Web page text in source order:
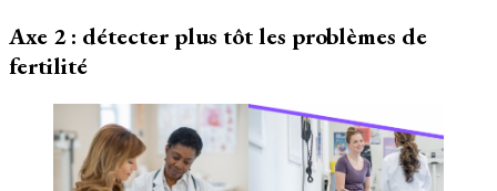
Axe 2 : détecter plus tôt les problèmes de
fertilité